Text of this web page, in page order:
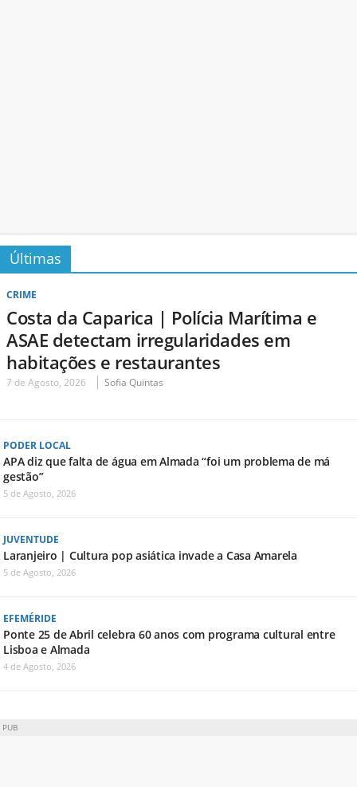
Últimas
CRIME
Costa da Caparica | Polícia Marítima e
ASAE detectam irregularidades em
habitações e restaurantes
7 de Agosto, 2026 Sofia Quintas
PODER LOCAL
APA diz que falta de água em Almada “foi um problema de má
gestão”
5 de Agosto, 2026
JUVENTUDE
Laranjeiro | Cultura pop asiática invade a Casa Amarela
5 de Agosto, 2026
EFEMÉRIDE
Ponte 25 de Abril celebra 60 anos com programa cultural entre
Lisboa e Almada
4 de Agosto, 2026
PUB